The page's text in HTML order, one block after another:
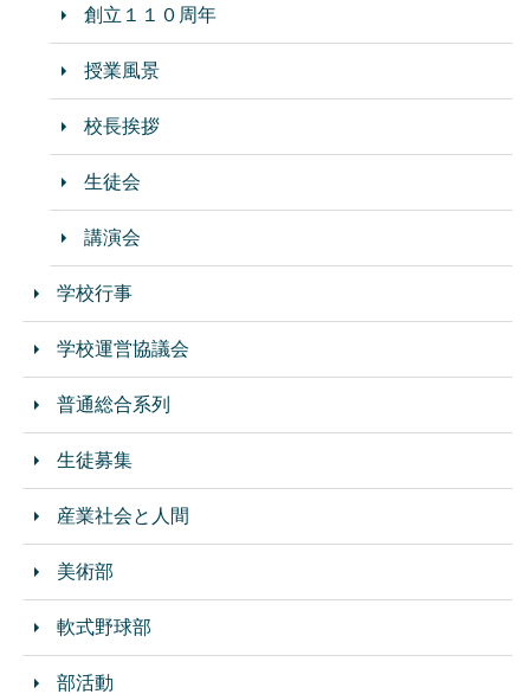
創立１１０周年
授業風景
校長挨拶
生徒会
講演会
学校行事
学校運営協議会
普通総合系列
生徒募集
産業社会と人間
美術部
軟式野球部
部活動